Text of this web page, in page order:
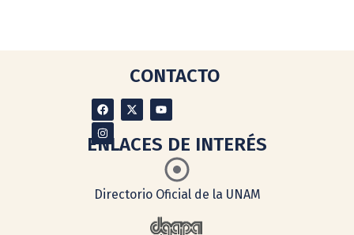
CONTACTO
ENLACES DE INTERÉS
Directorio Oficial de la UNAM